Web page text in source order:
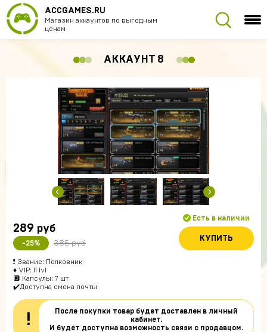
ACCGAMES.RU
Магазин аккаунтов по выгодным
ценам
АККАУНТ 8
289 руб
-25% 385 руб
Есть в наличии
КУПИТЬ
❗ Звание: Полковник
♦ VIP: 11 lvl
🔲 Капсулы: 7 шт
✔️Доступна смена почты
!
После покупки товар будет доставлен в личный
кабинет.
И будет доступна возможность связи с продавцом.